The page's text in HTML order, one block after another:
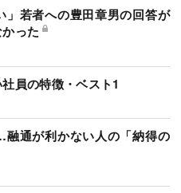
」若者への豊田章男の回答が
った
員の特徴・ベスト1
通が利かない人の「納得の